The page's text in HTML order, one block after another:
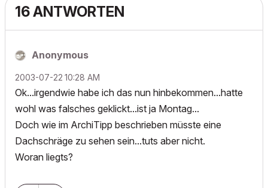
16 ANTWORTEN
Anonymous
‎2003-07-22 10:28 AM
Ok...irgendwie habe ich das nun hinbekommen...hatte
wohl was falsches geklickt...ist ja Montag...
Doch wie im ArchiTipp beschrieben müsste eine
Dachschräge zu sehen sein...tuts aber nicht.
Woran liegts?